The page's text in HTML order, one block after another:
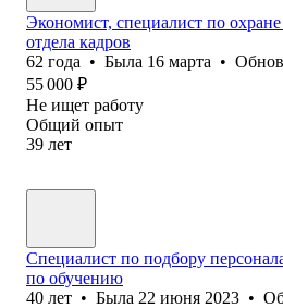
Экономист, специалист по
отдела кадров
62 года • Была 16 марта •
55 000 ₽
Не ищет работу
Общий опыт
39 лет
Специалист по подбору
по обучению
40 лет • Была 22 июня 2023 •